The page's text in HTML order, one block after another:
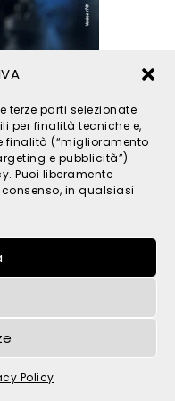
terze parti selezionate
per finalità tecniche e,
finalità (“miglioramento
e pubblicità”)
Puoi liberamente
in qualsiasi
Policy
- by